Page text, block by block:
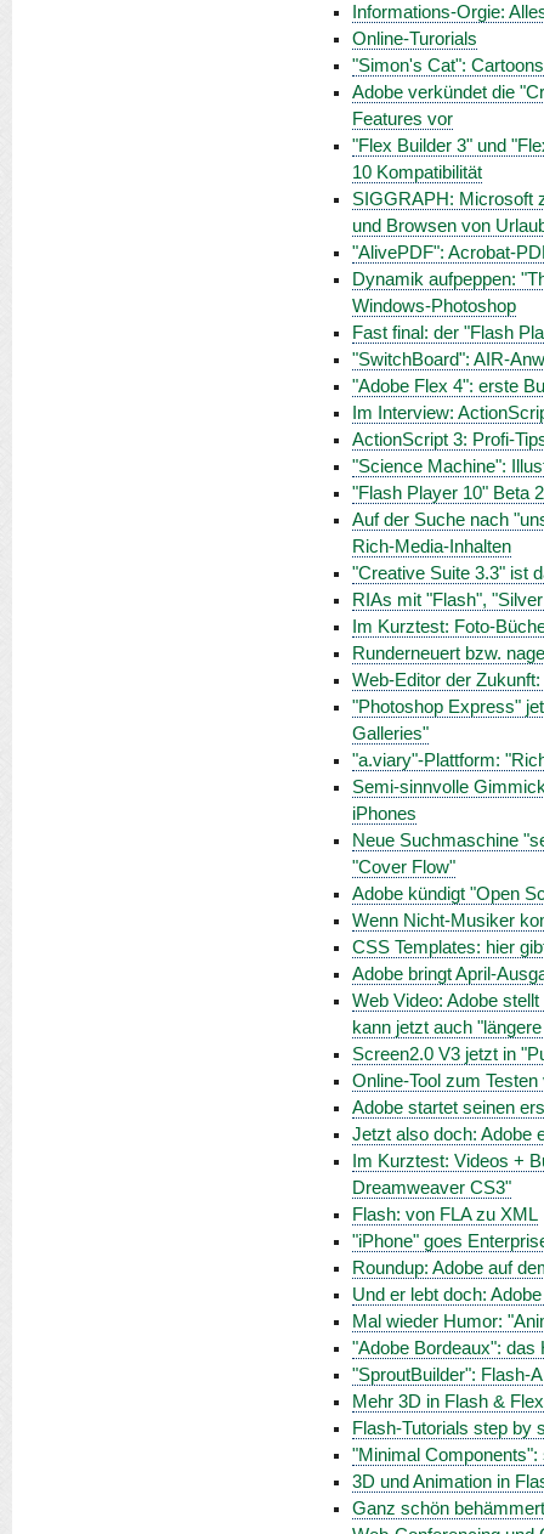
Informations-Orgie:
Online-Turorials
"Simon's Cat":
Adobe verkündet die
Features vor
"Flex Builder 3" und
10 Kompatibilität
SIGGRAPH: Microsoft
und Browsen von
"AlivePDF": Acrobat-
Dynamik aufpeppen:
Windows-Photoshop
Fast final: der "Flash
"SwitchBoard": AIR-
"Adobe Flex 4": erste
Im Interview:
ActionScript 3: Profi-
"Science Machine":
"Flash Player 10" Beta
Auf der Suche nach
Rich-Media-Inhalten
"Creative Suite 3.3" ist
RIAs mit "Flash",
Im Kurztest: Foto-
Runderneuert bzw.
Web-Editor der
"Photoshop Express"
Galleries"
"a.viary"-Plattform:
Semi-sinnvolle
iPhones
Neue Suchmaschine
"Cover Flow"
Adobe kündigt "Open
Wenn Nicht-Musiker
CSS Templates: hier
Adobe bringt April-
Web Video: Adobe
kann jetzt auch
Screen2.0 V3 jetzt in
Online-Tool zum
Adobe startet seinen
Jetzt also doch: Adobe
Im Kurztest: Videos +
Dreamweaver CS3"
Flash: von FLA zu XML
"iPhone" goes
Roundup: Adobe auf
Und er lebt doch:
Mal wieder Humor:
"Adobe Bordeaux": das
"SproutBuilder": Flash-
Mehr 3D in Flash &
Flash-Tutorials step by
"Minimal
3D und Animation in
Ganz schön